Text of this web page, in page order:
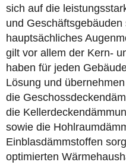
sich auf die
und
hauptsächliches
gilt vor allem der Kern-
haben für jeden
Lösung und
die
die
sowie die
Einblasdämmstoffen
optimierten